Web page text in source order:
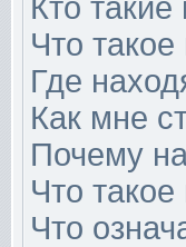
Кто
Что
Где
Как мне
Почему
Что
Что